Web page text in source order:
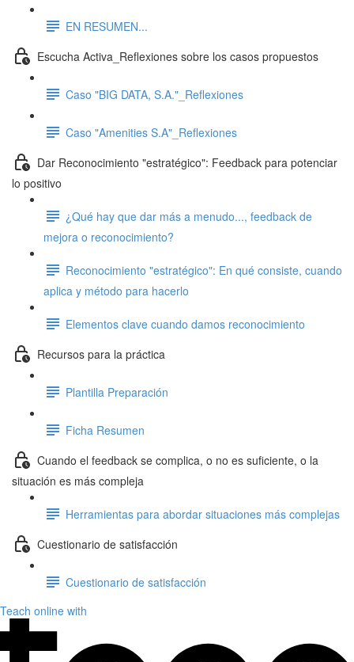
EN RESUMEN...
Escucha Activa_Reflexiones sobre los casos propuestos
Caso "BIG DATA, S.A."_Reflexiones
Caso "Amenities S.A"_Reflexiones
Dar Reconocimiento "estratégico": Feedback para potenciar
lo positivo
¿Qué hay que dar más a menudo..., feedback de
mejora o reconocimiento?
Reconocimiento "estratégico": En qué consiste, cuando
aplica y método para hacerlo
Elementos clave cuando damos reconocimiento
Recursos para la práctica
Plantilla Preparación
Ficha Resumen
Cuando el feedback se complica, o no es suficiente, o la
situación es más compleja
Herramientas para abordar situaciones más complejas
Cuestionario de satisfacción
Cuestionario de satisfacción
Teach online with